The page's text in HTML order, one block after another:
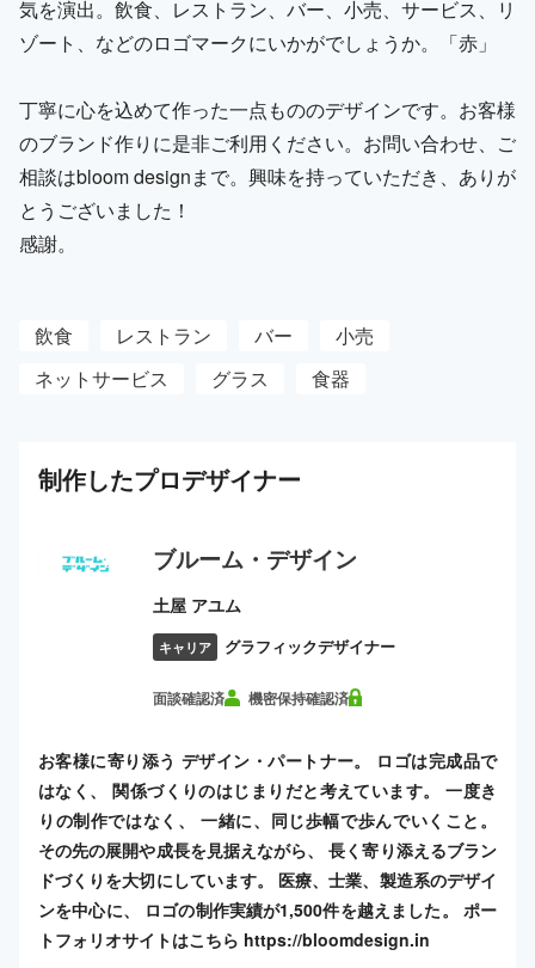
気を演出。飲食、レストラン、バー、小売、サービス、リ
ゾート、などのロゴマークにいかがでしょうか。「赤」
丁寧に心を込めて作った一点もののデザインです。お客様
のブランド作りに是非ご利用ください。お問い合わせ、ご
相談はbloom designまで。興味を持っていただき、ありが
とうございました！
感謝。
飲食 レストラン バー
小売
ネットサービス
グラス 食器
制作したプロデザイナー
ブルーム・デザイン
土屋 アユム
キャリア グラフィックデザイナー
面談確認済 機密保持確認済
お客様に寄り添う デザイン・パートナー。 ロゴは完成品で
はなく、 関係づくりのはじまりだと考えています。 一度き
りの制作ではなく、 一緒に、同じ歩幅で歩んでいくこと。
その先の展開や成長を見据えながら、 長く寄り添えるブラン
ドづくりを大切にしています。 医療、士業、製造系のデザイ
ンを中心に、 ロゴの制作実績が1,500件を越えました。 ポー
トフォリオサイトはこちら https://bloomdesign.in